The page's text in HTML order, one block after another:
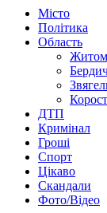
Місто
Політика
Область
ДТП
Кримінал
Гроші
Спорт
Цікаво
Скандали
Фото/Відео